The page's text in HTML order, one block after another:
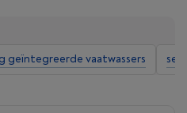
servies, aangekoekte resten en
vleugje elegantie toevoegt aan je
onze filters en vind nu de
geïntegreerde vaatwassers